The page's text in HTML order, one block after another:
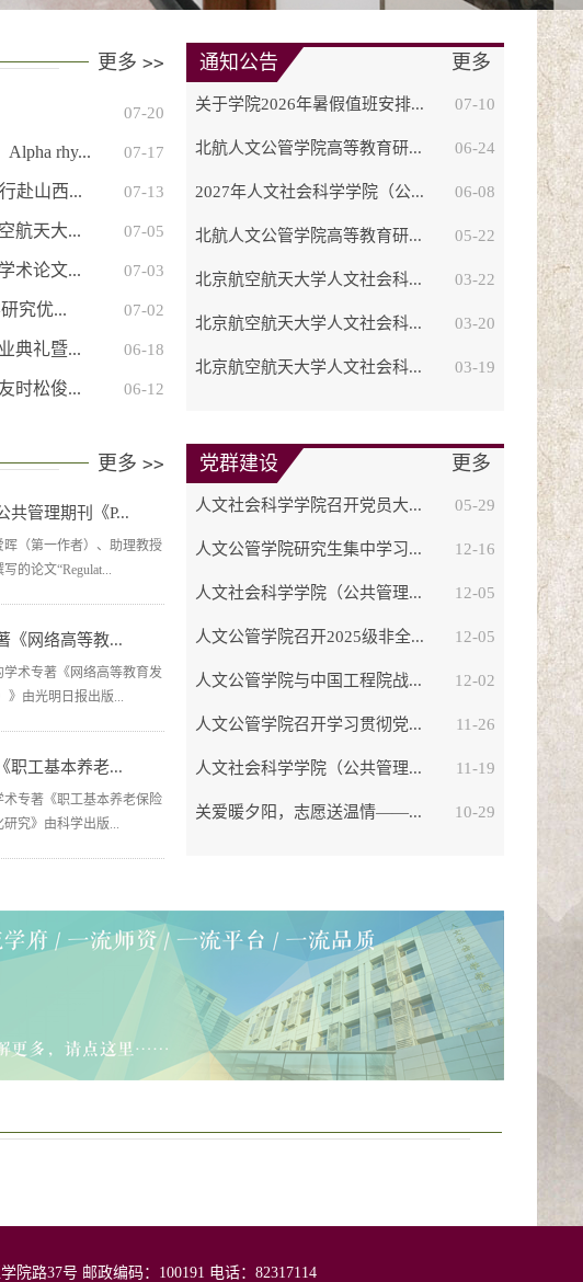
更多 >>
07-20
rhy... 07-17
赴山西... 07-13
航天大... 07-05
术论文... 07-03
究优... 07-02
典礼暨... 06-18
时松俊... 06-12
通知公告 更多
关于学院2026年暑假值班安排... 07-10
北航人文公管学院高等教育研... 06-24
2027年人文社会科学学院（公... 06-08
北航人文公管学院高等教育研... 05-22
北京航空航天大学人文社会科... 03-22
北京航空航天大学人文社会科... 03-20
北京航空航天大学人文社会科... 03-19
更多 >>
共管理期刊《P...
（第一作者）、助理教授
的论文“Regulat...
《网络高等教...
术专著《网络高等教育发
》由光明日报出版...
职工基本养老...
专著《职工基本养老保险
究》由科学出版...
党群建设 更多
人文社会科学学院召开党员大... 05-29
人文公管学院研究生集中学习... 12-16
人文社会科学学院（公共管理... 12-05
人文公管学院召开2025级非全... 12-05
人文公管学院与中国工程院战... 12-02
人文公管学院召开学习贯彻党... 11-26
人文社会科学学院（公共管理... 11-19
关爱暖夕阳，志愿送温情——... 10-29
路37号 邮政编码：100191 电话：82317114